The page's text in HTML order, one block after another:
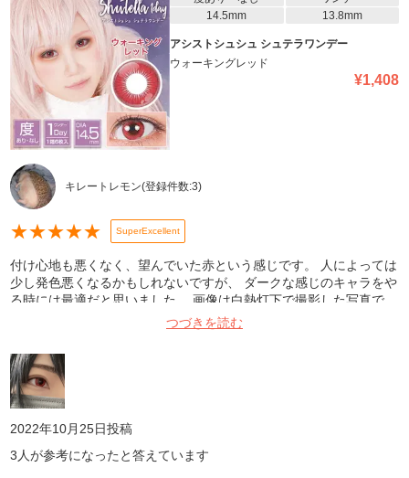
14.5mm
13.8mm
アシストシュシュ シュテラワンデー
ウォーキングレッド
¥1,408
キレートレモン(登録件数:3)
★★★★★ SuperExcellent
付け心地も悪くなく、望んでいた赤という感じです。 人によっては
少し発色悪くなるかもしれないですが、 ダークな感じのキャラをや
る時には最適だと思いました。 画像は白熱灯下で撮影した写真で
つづきを読む
2022年10月25日投稿
3 人が参考になったと答えています